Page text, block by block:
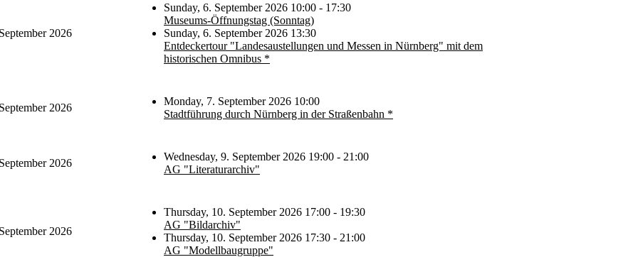
2026
Sunday, 6. September 2026 10:00 - 17:30
Museums-Öffnungstag (Sonntag)
Sunday, 6. September 2026 13:30
Entdeckertour "Landesaustellungen und Messen in Nürnberg" mit dem
historischen Omnibus *
2026
Monday, 7. September 2026 10:00
Stadtführung durch Nürnberg in der Straßenbahn *
2026
Wednesday, 9. September 2026 19:00 - 21:00
AG "Literaturarchiv"
2026
Thursday, 10. September 2026 17:00 - 19:30
AG "Bildarchiv"
Thursday, 10. September 2026 17:30 - 21:00
AG "Modellbaugruppe"